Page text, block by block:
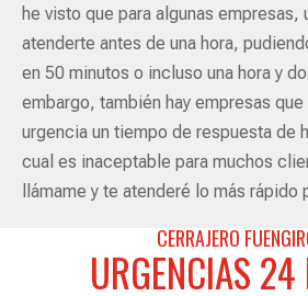
he visto que para algunas empresas,
atenderte antes de una hora,
en 50 minutos o incluso una hora y
embargo, también hay empresas
urgencia un tiempo de respuesta de
cual es inaceptable para muchos
llámame y te atenderé lo más rápido
CERRAJERO
URGENCIAS